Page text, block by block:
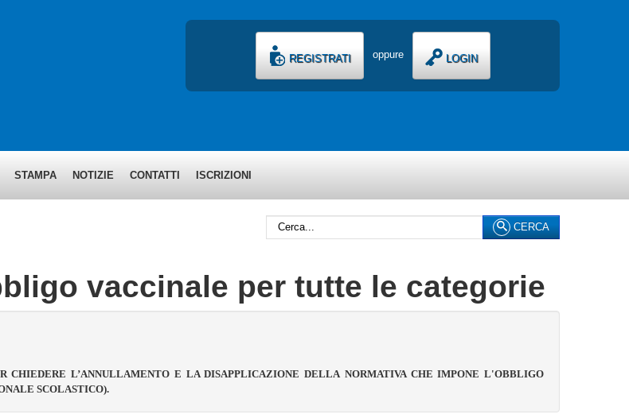
REGISTRATI oppure LOGIN
STAMPA NOTIZIE CONTATTI ISCRIZIONI
CERCA
Cerca...
vaccinale per tutte le categorie
CHIEDERE L’ANNULLAMENTO E LA DISAPPLICAZIONE DELLA NORMATIVA CHE IMPONE L'OBBLIGO
SCOLASTICO).